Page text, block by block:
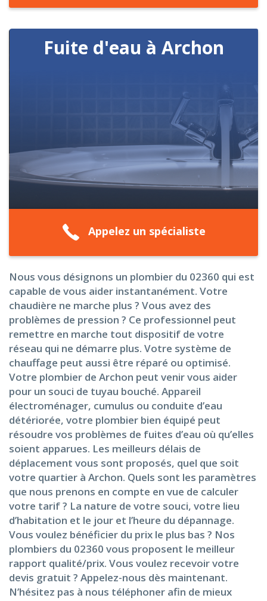
Fuite d'eau à Archon
Appelez un spécialiste
Nous vous désignons un plombier du 02360 qui est
capable de vous aider instantanément. Votre
chaudière ne marche plus ? Vous avez des
problèmes de pression ? Ce professionnel peut
remettre en marche tout dispositif de votre
réseau qui ne démarre plus. Votre système de
chauffage peut aussi être réparé ou optimisé.
Votre plombier de Archon peut venir vous aider
pour un souci de tuyau bouché. Appareil
électroménager, cumulus ou conduite d’eau
détériorée, votre plombier bien équipé peut
résoudre vos problèmes de fuites d’eau où qu’elles
soient apparues. Les meilleurs délais de
déplacement vous sont proposés, quel que soit
votre quartier à Archon. Quels sont les paramètres
que nous prenons en compte en vue de calculer
votre tarif ? La nature de votre souci, votre lieu
d’habitation et le jour et l’heure du dépannage.
Vous voulez bénéficier du prix le plus bas ? Nos
plombiers du 02360 vous proposent le meilleur
rapport qualité/prix. Vous voulez recevoir votre
devis gratuit ? Appelez-nous dès maintenant.
N’hésitez pas à nous téléphoner afin de mieux